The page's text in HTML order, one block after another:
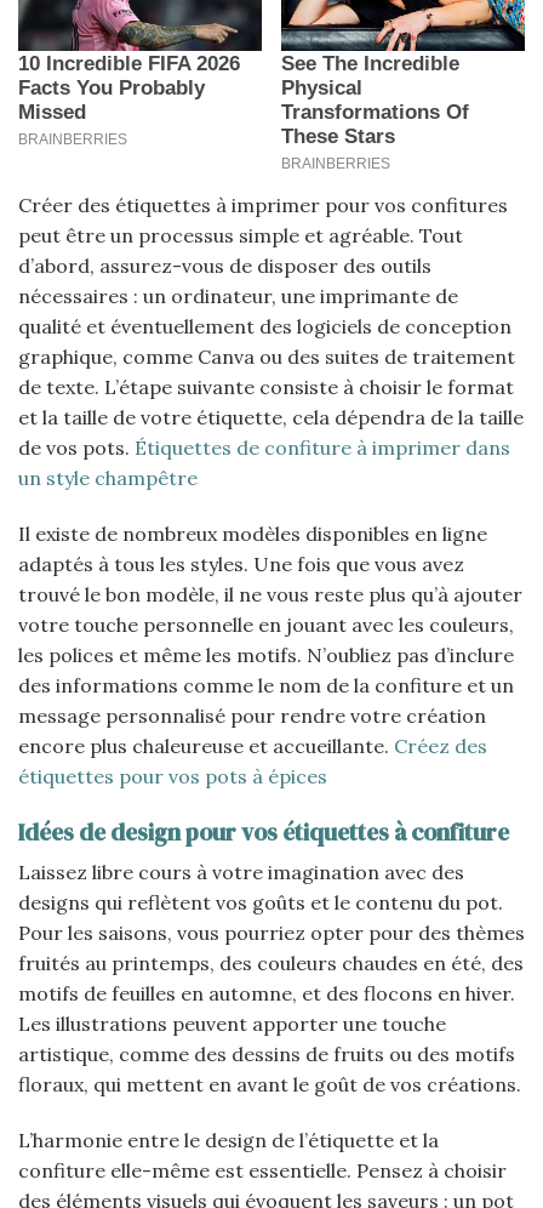
Créer des étiquettes à imprimer pour vos confitures
peut être un processus simple et agréable. Tout
d’abord, assurez-vous de disposer des outils
nécessaires : un ordinateur, une imprimante de
qualité et éventuellement des logiciels de conception
graphique, comme Canva ou des suites de traitement
de texte. L’étape suivante consiste à choisir le format
et la taille de votre étiquette, cela dépendra de la taille
de vos pots. Étiquettes de confiture à imprimer dans
un style champêtre
Il existe de nombreux modèles disponibles en ligne
adaptés à tous les styles. Une fois que vous avez
trouvé le bon modèle, il ne vous reste plus qu’à ajouter
votre touche personnelle en jouant avec les couleurs,
les polices et même les motifs. N’oubliez pas d’inclure
des informations comme le nom de la confiture et un
message personnalisé pour rendre votre création
encore plus chaleureuse et accueillante. Créez des
étiquettes pour vos pots à épices
Idées de design pour vos étiquettes à confiture
Laissez libre cours à votre imagination avec des
designs qui reflètent vos goûts et le contenu du pot.
Pour les saisons, vous pourriez opter pour des thèmes
fruités au printemps, des couleurs chaudes en été, des
motifs de feuilles en automne, et des flocons en hiver.
Les illustrations peuvent apporter une touche
artistique, comme des dessins de fruits ou des motifs
floraux, qui mettent en avant le goût de vos créations.
L’harmonie entre le design de l’étiquette et la
confiture elle-même est essentielle. Pensez à choisir
des éléments visuels qui évoquent les saveurs : un pot